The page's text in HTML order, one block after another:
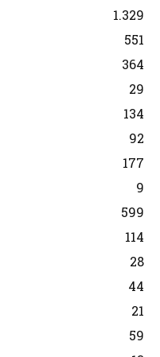
1.329
551
364
29
134
92
177
9
599
114
28
44
21
59